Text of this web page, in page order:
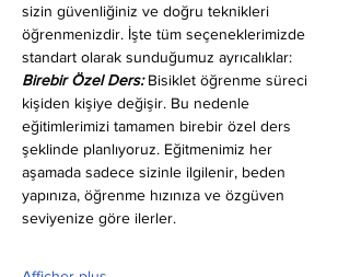
sizin güvenliğiniz ve doğru teknikleri
öğrenmenizdir. İşte tüm seçeneklerimizde
standart olarak sunduğumuz ayrıcalıklar:
Birebir Özel Ders: Bisiklet öğrenme süreci
kişiden kişiye değişir. Bu nedenle
eğitimlerimizi tamamen birebir özel ders
şeklinde planlıyoruz. Eğitmenimiz her
aşamada sadece sizinle ilgilenir, beden
yapınıza, öğrenme hızınıza ve özgüven
seviyenize göre ilerler.